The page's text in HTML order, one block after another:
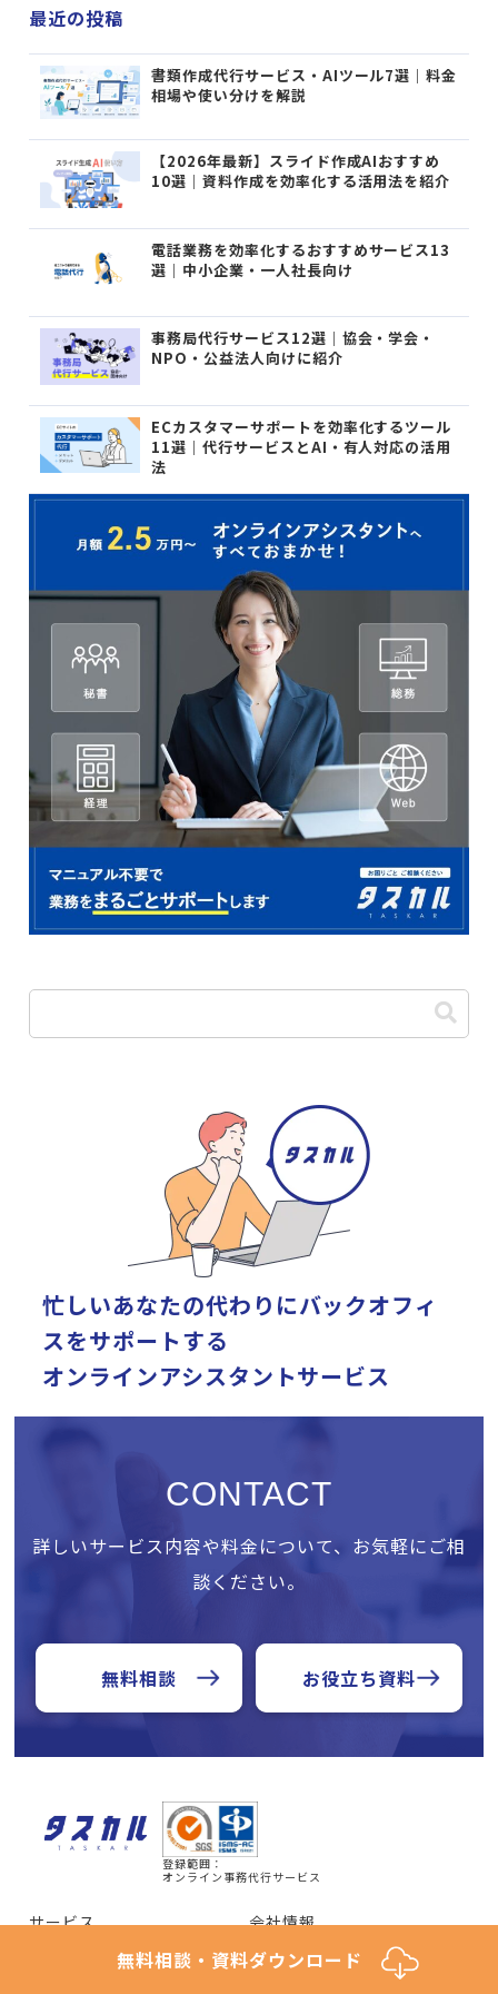
最近の投稿
書類作成代行サービス・AIツール7選｜料金
相場や使い分けを解説
【2026年最新】スライド作成AIおすすめ
10選｜資料作成を効率化する活用法を紹介
電話業務を効率化するおすすめサービス13
選｜中小企業・一人社長向け
事務局代行サービス12選｜協会・学会・
NPO・公益法人向けに紹介
ECカスタマーサポートを効率化するツール
11選｜代行サービスとAI・有人対応の活用
法
忙しいあなたの代わりにバックオフィ
スをサポートする
オンラインアシスタントサービス
CONTACT
詳しいサービス内容や料金について、お気軽にご相
談ください。
無料相談 お役立ち資料
登録範囲：
オンライン事務代行サービス
サービス
インタビュー
会社情報
ニュースルーム
無料相談・資料ダウンロード